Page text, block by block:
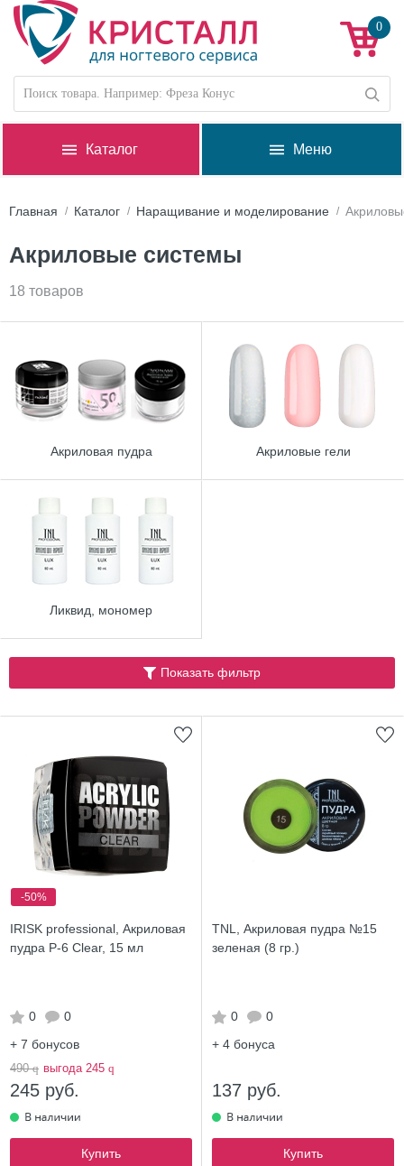
0
Каталог Меню
Главная Каталог Наращивание и моделирование
Акриловые системы
18 товаров
Акриловая пудра Акриловые гели
Ликвид, мономер
Показать фильтр
-50%
IRISK professional, Акриловая
пудра Р-6 Clear, 15 мл
0
0
+ 7 бонусов
490q выгода 245 q
245 руб.
Купить
TNL, Акриловая пудра №15
зеленая (8 гр.)
0
0
+ 4 бонуса
137 руб.
Купить